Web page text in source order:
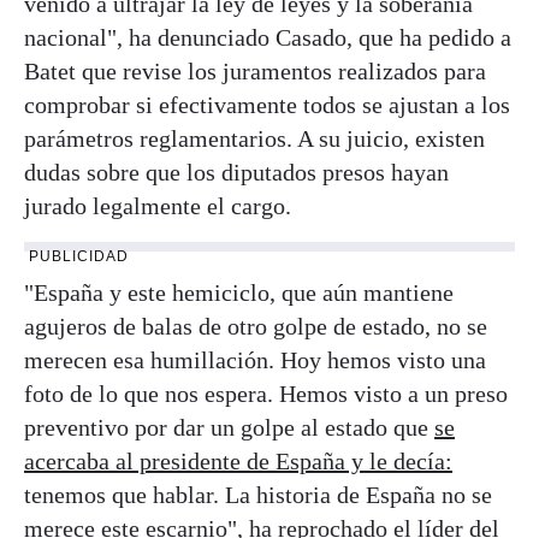
nacional", ha denunciado Casado, que ha pedido a
Batet que revise los juramentos realizados para
comprobar si efectivamente todos se ajustan a los
parámetros reglamentarios. A su juicio, existen
dudas sobre que los diputados presos hayan
jurado legalmente el cargo.
PUBLICIDAD
"España y este hemiciclo, que aún mantiene
agujeros de balas de otro golpe de estado, no se
merecen esa humillación. Hoy hemos visto una
foto de lo que nos espera. Hemos visto a un preso
preventivo por dar un golpe al estado que se
acercaba al presidente de España y le decía:
tenemos que hablar. La historia de España no se
merece este escarnio", ha reprochado el líder del